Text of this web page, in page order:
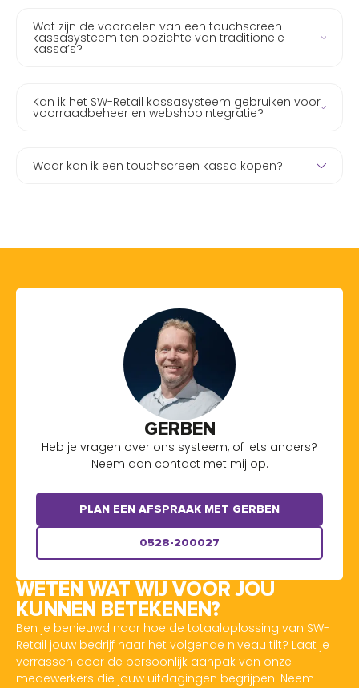
Wat zijn de voordelen van een touchscreen
kassasysteem ten opzichte van traditionele
kassa’s?
Kan ik het SW-Retail kassasysteem gebruiken voor
voorraadbeheer en webshopintegratie?
Waar kan ik een touchscreen kassa kopen?
GERBEN
Heb je vragen over ons systeem, of iets anders?
Neem dan contact met mij op.
PLAN EEN AFSPRAAK MET GERBEN
0528-200027
WETEN WAT WIJ VOOR JOU
KUNNEN BETEKENEN?
Ben je benieuwd naar hoe de totaaloplossing van SW-
Retail jouw bedrijf naar het volgende niveau tilt? Laat je
verrassen door de persoonlijk aanpak van onze
medewerkers die jouw uitdagingen begrijpen. Neem